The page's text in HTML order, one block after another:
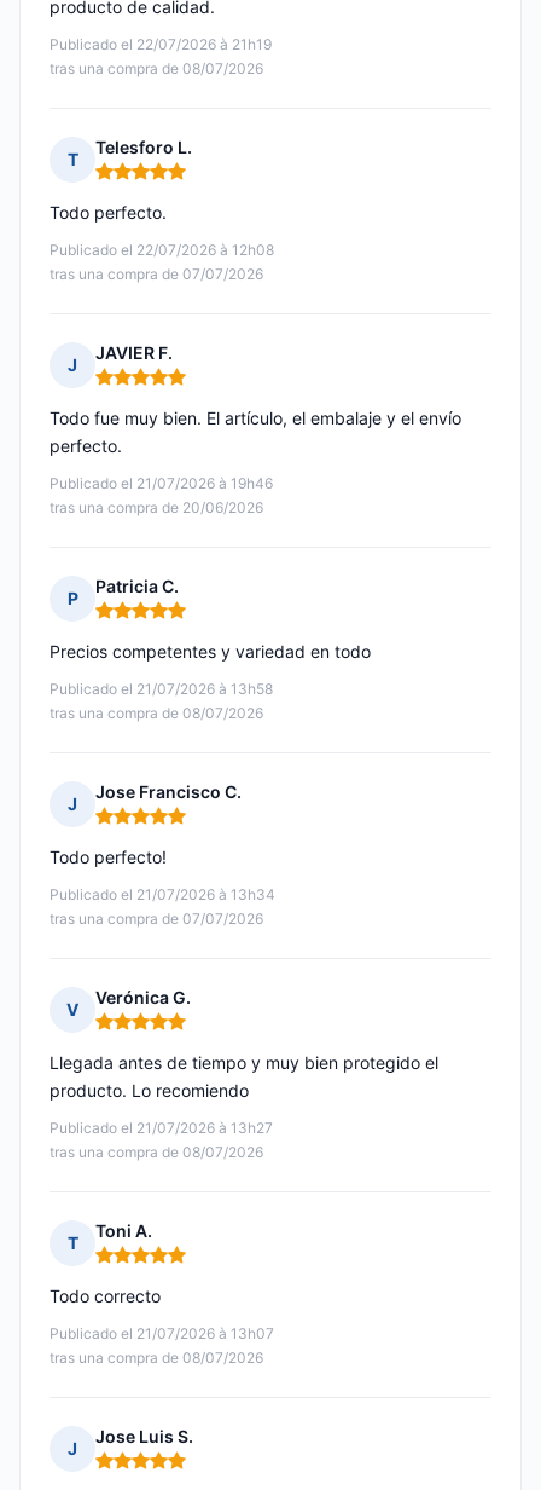
Publicado el 22/07/2026 à 21h19
tras una compra de 08/07/2026
producto de calidad.
T
Telesforo L.
Nota: 5 de 5
Publicado el 22/07/2026 à 12h08
tras una compra de 07/07/2026
Todo perfecto.
J
JAVIER F.
Nota: 5 de 5
Publicado el 21/07/2026 à 19h46
tras una compra de 20/06/2026
Todo fue muy bien. El artículo, el embalaje y el envío
perfecto.
P
Patricia C.
Nota: 5 de 5
Publicado el 21/07/2026 à 13h58
tras una compra de 08/07/2026
Precios competentes y variedad en todo
J
Jose Francisco C.
Nota: 5 de 5
Publicado el 21/07/2026 à 13h34
tras una compra de 07/07/2026
Todo perfecto!
V
Verónica G.
Nota: 5 de 5
Publicado el 21/07/2026 à 13h27
tras una compra de 08/07/2026
Llegada antes de tiempo y muy bien protegido el
producto. Lo recomiendo
T
Toni A.
Nota: 5 de 5
Publicado el 21/07/2026 à 13h07
tras una compra de 08/07/2026
Todo correcto
J
Jose Luis S.
Nota: 5 de 5